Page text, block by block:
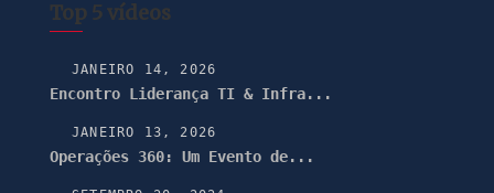
Top 5 vídeos
JANEIRO 14, 2026
Encontro Liderança TI & Infra...
JANEIRO 13, 2026
Operações 360: Um Evento de...